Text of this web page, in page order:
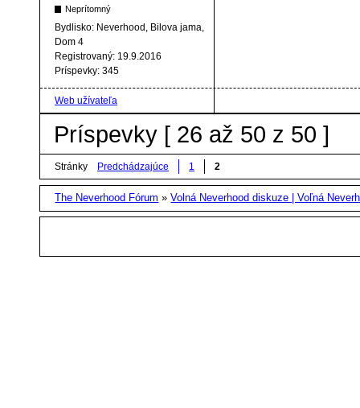
Neprítomný
Bydlisko: Neverhood, Bilova jama,
Dom 4
Registrovaný: 19.9.2016
Príspevky: 345
Web užívateľa
Príspevky [ 26 až 50 z 50 ]
Stránky Predchádzajúce 1 2
The Neverhood Fórum »Volná Neverhood diskuze | Voľná